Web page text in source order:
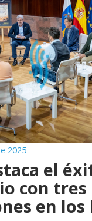
2025
el
con tres
en los